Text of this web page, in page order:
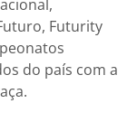
Futurity
do país com a